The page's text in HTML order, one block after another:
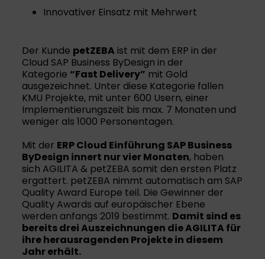
Innovativer Einsatz mit Mehrwert
Der Kunde petZEBAist mit dem ERP in der
Cloud SAP Business ByDesign in der
Kategorie “Fast Delivery” mit Gold
ausgezeichnet. Unter diese Kategorie fallen
KMU Projekte, mit unter 600 Usern, einer
Implementierungszeit bis max. 7 Monaten und
weniger als 1000 Personentagen.
Mit der ERP Cloud Einführung SAP Business
ByDesign innert nur vier Monaten, haben
sich AGILITA & petZEBA somit den ersten Platz
ergattert. petZEBA nimmt automatisch am SAP
Quality Award Europe teil. Die Gewinner der
Quality Awards auf europäischer Ebene
werden anfangs 2019 bestimmt. Damit sind es
bereits drei Auszeichnungen die AGILITA für
ihre herausragenden Projekte in diesem
Jahr erhält.